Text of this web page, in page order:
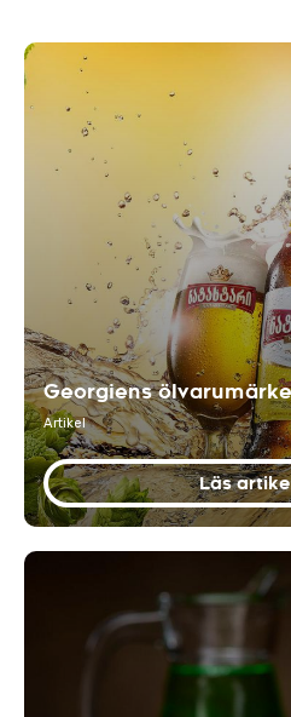
Georgiens
Artikel
Läs